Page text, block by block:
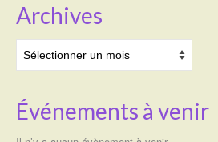
Archives
Événements à venir